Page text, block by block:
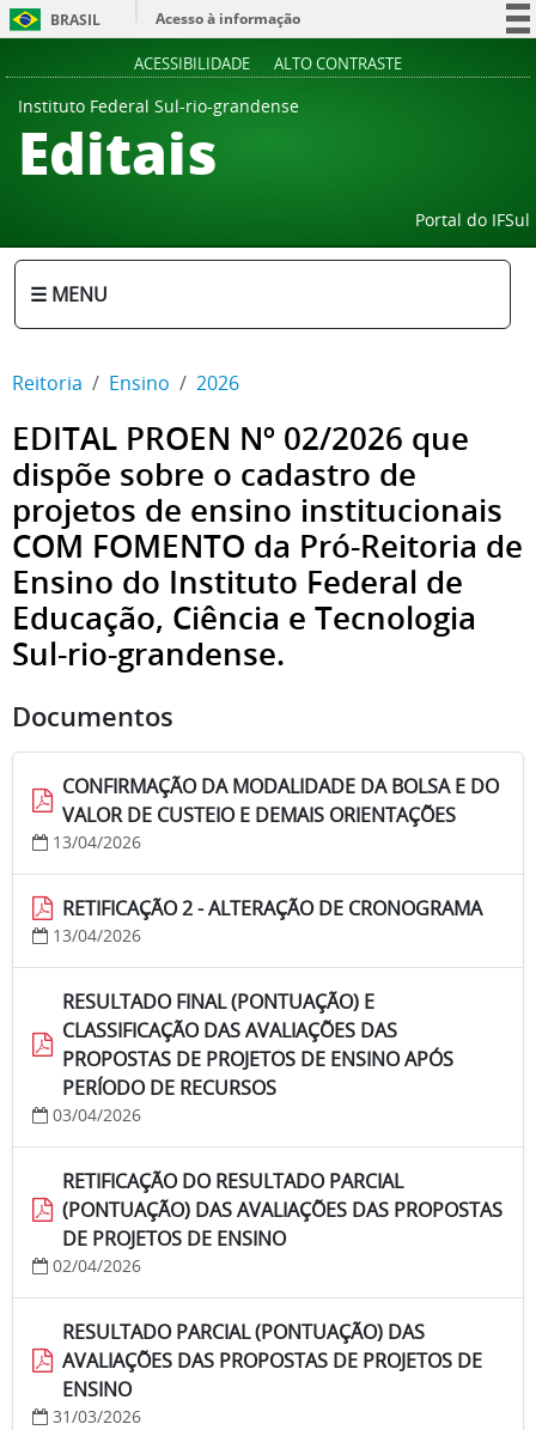
BRASIL
Acesso à informação
ACESSIBILIDADE ALTO CONTRASTE
Instituto Federal Sul-rio-grandense
Editais
Portal do IFSul
☰ MENU
Reitoria Ensino 2026
EDITAL PROEN Nº 02/2026 que
dispõe sobre o cadastro de
projetos de ensino institucionais
COM FOMENTO da Pró-Reitoria de
Ensino do Instituto Federal de
Educação, Ciência e Tecnologia
Sul-rio-grandense.
Documentos
CONFIRMAÇÃO DA MODALIDADE DA BOLSA E DO
VALOR DE CUSTEIO E DEMAIS ORIENTAÇÕES
13/04/2026
RETIFICAÇÃO 2 - ALTERAÇÃO DE CRONOGRAMA
13/04/2026
RESULTADO FINAL (PONTUAÇÃO) E
CLASSIFICAÇÃO DAS AVALIAÇÕES DAS
PROPOSTAS DE PROJETOS DE ENSINO APÓS
PERÍODO DE RECURSOS
03/04/2026
RETIFICAÇÃO DO RESULTADO PARCIAL
(PONTUAÇÃO) DAS AVALIAÇÕES DAS PROPOSTAS
DE PROJETOS DE ENSINO
02/04/2026
RESULTADO PARCIAL (PONTUAÇÃO) DAS
AVALIAÇÕES DAS PROPOSTAS DE PROJETOS DE
ENSINO
31/03/2026